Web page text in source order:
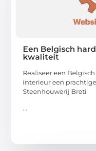
Een Belgisch
kwaliteit
Realiseer een
interieur een
Steenhouwerij Breti
...